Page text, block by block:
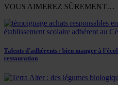
VOUS AIMEREZ SÛREMENT…
Talents d’adhérents : bien manger à
restauration